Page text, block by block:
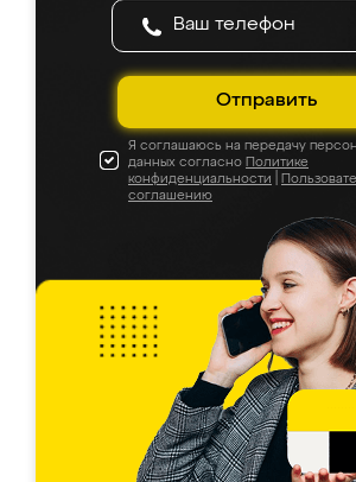
Отправить
Я соглашаюсь на передачу
данных согласно Политике
конфиденциальности
соглашению